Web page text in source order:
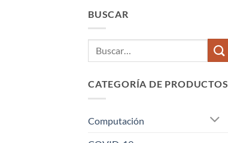
BUSCAR
CATEGORÍA DE PRODUCTOS
Computación